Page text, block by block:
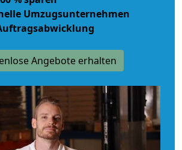
Umzugsunternehmen
Angebote erhalten